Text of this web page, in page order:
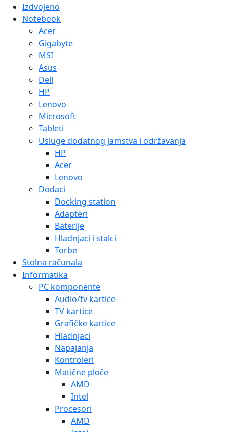
Izdvojeno
Notebook
Acer
Gigabyte
MSI
Asus
Dell
HP
Lenovo
Microsoft
Tableti
Usluge dodatnog jamstva i održavanja
HP
Acer
Lenovo
Dodaci
Docking station
Adapteri
Baterije
Hladnjaci i stalci
Torbe
Stolna računala
Informatika
PC komponente
Audio/tv kartice
TV kartice
Grafičke kartice
Hladnjaci
Napajanja
Kontroleri
Matične ploče
AMD
Intel
Procesori
AMD